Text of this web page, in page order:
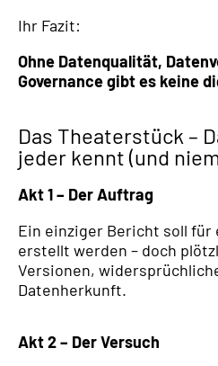
Ihr Fazit:
Ohne Datenqualität,
Governance gibt es keine
Das Theaterstück –
jeder kennt (und
Akt 1 – Der Auftrag
Ein einziger Bericht soll
erstellt werden – doch
Versionen,
Datenherkunft.
Akt 2 – Der Versuch